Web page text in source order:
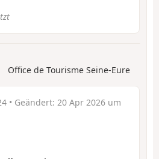
Office de Tourisme Seine-Eure
• Geändert: 20 Apr 2026 um